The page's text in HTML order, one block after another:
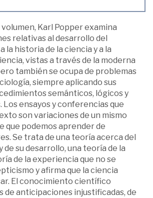
Karl Popper examina
relativas al desarrollo del
la historia de la ciencia y a la
vistas a través de la moderna
también se ocupa de problemas
siempre aplicando sus
semánticos, lógicos y
Los ensayos y conferencias que
son variaciones de un mismo
que podemos aprender de
Se trata de una teoría acerca del
su desarrollo, una teoría de la
de la experiencia que no se
y afirma que la ciencia
El conocimiento científico
de anticipaciones injustificadas, de